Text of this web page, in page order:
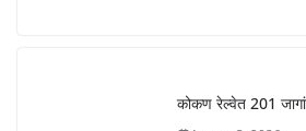
कोकण रेल्वेत 201